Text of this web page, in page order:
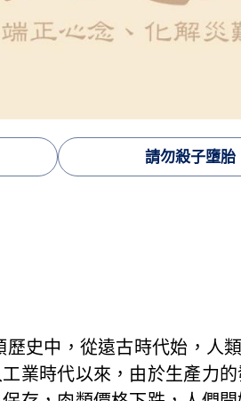
請勿殺子墮胎
史中，從遠古時代始，人
業時代以來，由於生產力